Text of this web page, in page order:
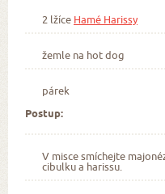
2 lžíce Hamé Harissy
žemle na hot dog
párek
Postup:
V misce smíchejte
cibulku a harissu.